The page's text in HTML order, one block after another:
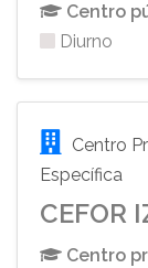
Centro
Diurno
Centro
Específica
CEFOR
Centro